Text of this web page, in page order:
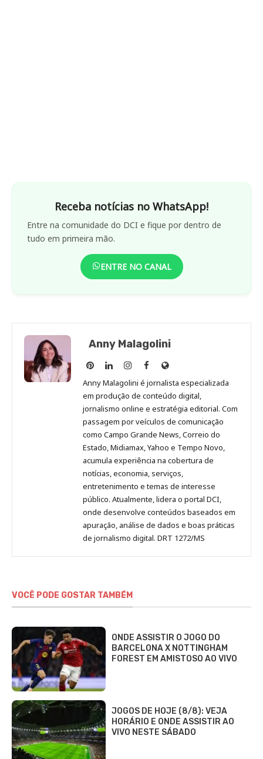
Receba notícias no WhatsApp!
Entre na comunidade do DCI e fique por dentro de
tudo em primeira mão.
ENTRE NO CANAL
Anny Malagolini
Anny
Malagolini
no
Pinterest
Anny
Malagolini
no
LinkedIn
Anny
Malagolini
no
Instagram
Anny
Malagolini
no
Facebook
Site
de
Anny
Malagolini
Anny Malagolini é jornalista especializada
em produção de conteúdo digital,
jornalismo online e estratégia editorial. Com
passagem por veículos de comunicação
como Campo Grande News, Correio do
Estado, Midiamax, Yahoo e Tempo Novo,
acumula experiência na cobertura de
notícias, economia, serviços,
entretenimento e temas de interesse
público. Atualmente, lidera o portal DCI,
onde desenvolve conteúdos baseados em
apuração, análise de dados e boas práticas
de jornalismo digital. DRT 1272/MS
VOCÊ PODE GOSTAR TAMBÉM
ONDE ASSISTIR O JOGO DO
BARCELONA X NOTTINGHAM
FOREST EM AMISTOSO AO VIVO
JOGOS DE HOJE (8/8): VEJA
HORÁRIO E ONDE ASSISTIR AO
VIVO NESTE SÁBADO